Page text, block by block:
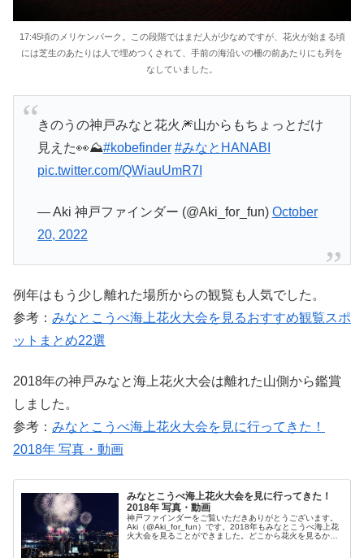
17:45頃のメリケンパーク。この段階ではまだ人が少なめですが、花火が始まる頃
には芝生のあたりは人で埋めつくされて、手前の海沿いの柵の前あたりにも列を
なしていました。
きのうの神戸みなと花火🎆山からもちょっとだけ
見えた👀⛰#kobefinder #みなとHANABI
pic.twitter.com/QWiauUmR7I
— Aki 神戸ファインダー (@Aki_for_fun) October
20, 2022
例年はもう少し離れた場所からの観覧も人気でした。
参考： みなとこうべ海上花火大会を見るおすすめ観覧スポ
ットまとめ22選
2018年の神戸みなと海上花火大会は離れた山側から鑑賞
しました。
参考： みなとこうべ海上花火大会を見に行ってきた！
2018年 写真・動画
みなとこうべ海上花火大会を見に行ってきた！
2018年 写真・動画
神戸ファインダーをご覧いただきありがとうございます。
Aki（@Aki_for_fun）です。2018年もみなとこうべ海上花
火大会を見ることができました。どこから花火を見るか迷